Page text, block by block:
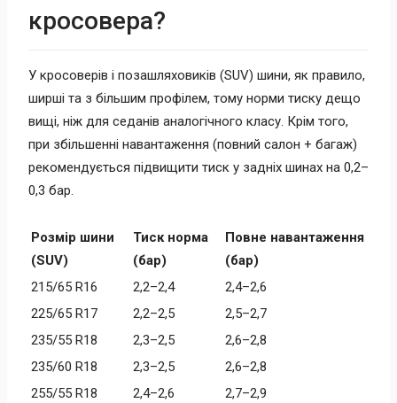
кросовера?
У кросоверів і позашляховиків (SUV) шини, як правило,
ширші та з більшим профілем, тому норми тиску дещо
вищі, ніж для седанів аналогічного класу. Крім того,
при збільшенні навантаження (повний салон + багаж)
рекомендується підвищити тиск у задніх шинах на 0,2–
0,3 бар.
Розмір шини
(SUV)
Тиск норма
(бар)
Повне навантаження
(бар)
215/65 R16
2,2–2,4
2,4–2,6
225/65 R17
2,2–2,5
2,5–2,7
235/55 R18
2,3–2,5
2,6–2,8
235/60 R18
2,3–2,5
2,6–2,8
255/55 R18
2,4–2,6
2,7–2,9